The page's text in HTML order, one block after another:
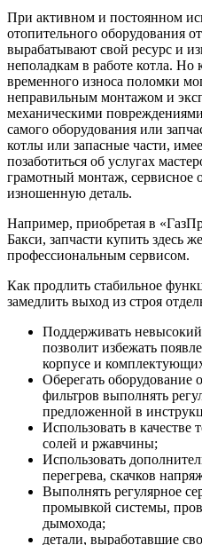
При активном и постоянном
отопительного оборудования
вырабатывают свой ресурс и
неполадкам в работе котла. Но
временного износа поломки
неправильным монтажом и
механическими
самого оборудования или
котлы или запасные части,
позаботиться об услугах
грамотный монтаж, сервисное
изношенную деталь.
Например, приобретая в
Бакси, запчасти купить здесь
профессиональным сервисом.
Как продлить стабильное
замедлить выход из строя
Поддерживать
позволит избежать
корпусе и
Оберегать оборудование
фильтров выполнять
предложенной в
Использовать в качестве
солей и ржавчины;
Использовать
перегрева, скачков
Выполнять регулярное
промывкой системы,
дымохода;
детали, выработавшие